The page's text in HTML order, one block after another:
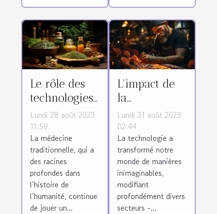
Le rôle des
technologies
de pointe
dans la
préservation
et la
promotion de
la médecine
traditionnelle
Lundi 28 août 2023
11:59
La médecine
traditionnelle, qui a
des racines
profondes dans
l’histoire de
l’humanité, continue
de jouer un...
L'impact de
la
technologie
sur l'industrie
du tatouage
Lundi 21 août 2023
02:44
La technologie a
transformé notre
monde de manières
inimaginables,
modifiant
profondément divers
secteurs -...